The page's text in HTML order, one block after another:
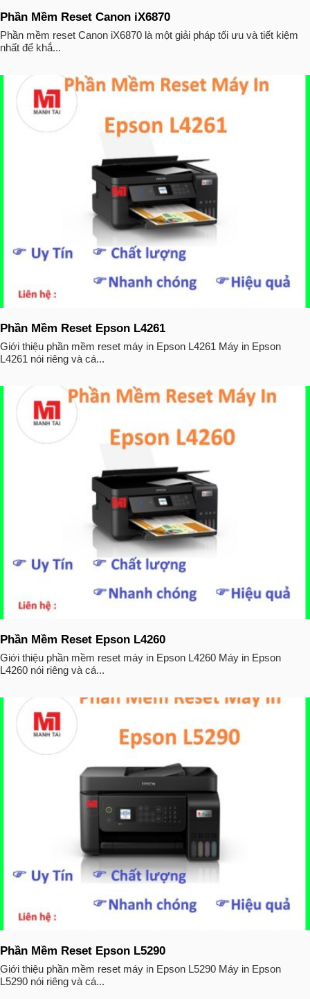
Phần Mềm Reset Canon iX6870
Phần mềm reset Canon iX6870 là một giải pháp tối ưu và tiết kiệm
nhất để khắ...
Phần Mềm Reset Epson L4261
Giới thiệu phần mềm reset máy in Epson L4261 Máy in Epson
L4261 nói riêng và cá...
Phần Mềm Reset Epson L4260
Giới thiệu phần mềm reset máy in Epson L4260 Máy in Epson
L4260 nói riêng và cá...
Phần Mềm Reset Epson L5290
Giới thiệu phần mềm reset máy in Epson L5290 Máy in Epson
L5290 nói riêng và cá...